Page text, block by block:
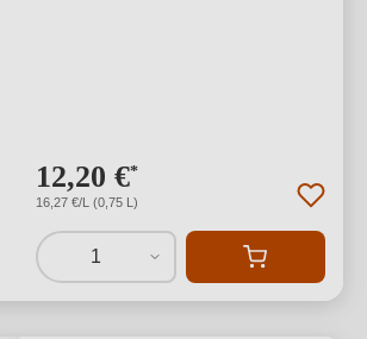
12,20 €*
16,27 €/L (0,75 L)
1